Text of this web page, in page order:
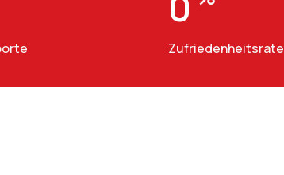
Zufriedenheitsrate